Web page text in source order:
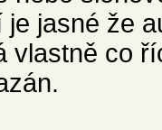
je jasné že
vlastně co